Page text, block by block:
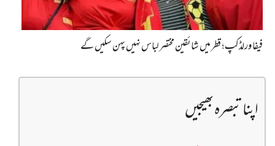
فیفا ورلڈکپ؛ قطر میں شائقین مختصر لباس نہیں پہن سکیں گے
اپنا تبصرہ بھیجیں